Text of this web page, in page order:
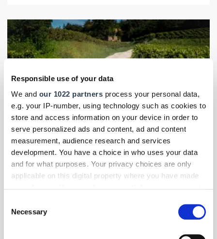
Responsible use of your data
We and our 1022 partners process your personal data,
e.g. your IP-number, using technology such as cookies to
store and access information on your device in order to
serve personalized ads and content, ad and content
measurement, audience research and services
development. You have a choice in who uses your data
and for what purposes. Your privacy choices are only
applicable on this digital property where you have made
the Privacy trigger icon.
Selection
Necessary
Foto: © Jeep
Elektromobilität für Handwerk & Mittelstand - Themen-Specials
Kurs
Der neue Jeep Compass zeigt sich größer, kantiger und ist
erstmals auch als Stromer erhältlich. Wir haben uns das